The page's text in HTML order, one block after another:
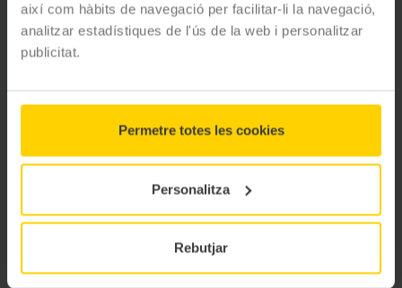
així com hàbits de navegació per facilitar-li la navegació,
analitzar estadístiques de l'ús de la web i personalitzar
publicitat.
Permetre totes les cookies
Personalitza
Rebutjar
3estrelles 2%
2estrelles 0
1estrelles
J. Coscojuela Alguer fa 8 mesos
Em vaig equivocar al comprar els neumatics per internet, per la
promocio del Black Friday, I el responsable ho ha pogut
sol.lucionar.Molt agraït per la ajuda.